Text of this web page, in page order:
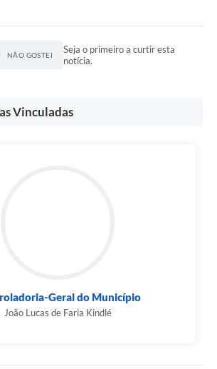
NÃO GOSTEI
Seja o primeiro a curtir esta
notícia.
Vinculadas
Geral do Município
João Lucas de Faria Kindlé